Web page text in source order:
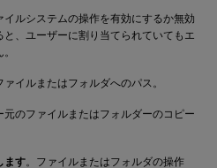
イルシステムの操作を有効にするか無効
、ユーザーに割り当てられていてもエ
イルまたはフォルダへのパス。
元のファイルまたはフォルダーのコピー
ます。ファイルまたはフォルダの操作